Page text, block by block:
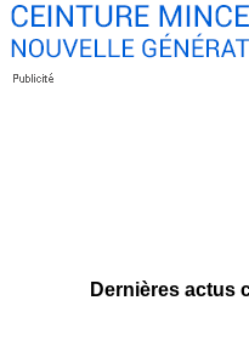
Dernières actus